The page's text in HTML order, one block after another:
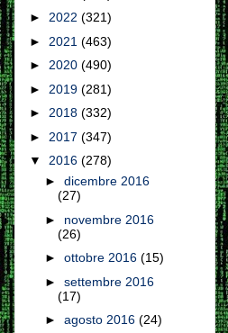
► 2022 (321)
► 2021 (463)
► 2020 (490)
► 2019 (281)
► 2018 (332)
► 2017 (347)
▼ 2016 (278)
► dicembre 2016
(27)
► novembre 2016
(26)
► ottobre 2016 (15)
► settembre 2016
(17)
► agosto 2016 (24)